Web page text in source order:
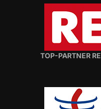
TOP-PARTNER